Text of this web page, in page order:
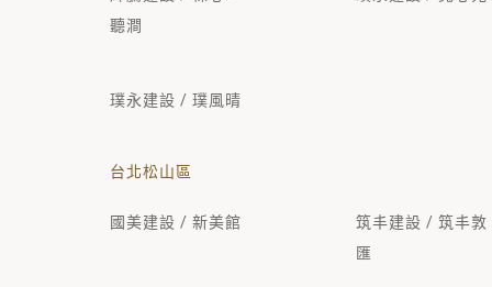
聽澗
璞永建設 / 璞風晴
台北松山區
國美建設 / 新美館
筑丰建設 / 筑丰敦
匯